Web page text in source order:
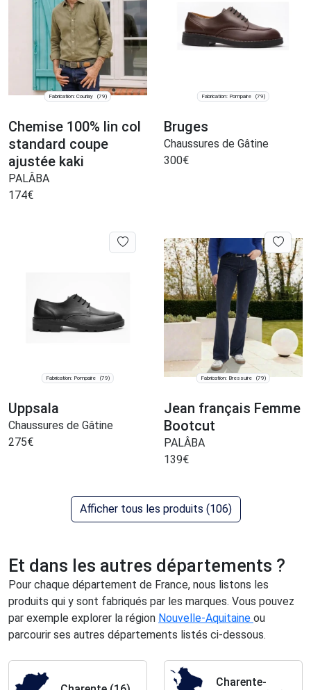
Fabrication: Courlay (79)
Chemise 100% lin col
standard coupe
ajustée kaki
PALÂBA
174€
Fabrication: Pompaire (79)
Bruges
Chaussures de Gâtine
300€
Fabrication: Pompaire (79)
Uppsala
Chaussures de Gâtine
275€
Fabrication: Bressuire (79)
Jean français Femme
Bootcut
PALÂBA
139€
Afficher tous les produits (106)
Et dans les autres départements ?
Pour chaque département de France, nous listons les
produits qui y sont fabriqués par les marques. Vous pouvez
par exemple explorer la région Nouvelle-Aquitaine ou
parcourir ses autres départements listés ci-dessous.
Charente-